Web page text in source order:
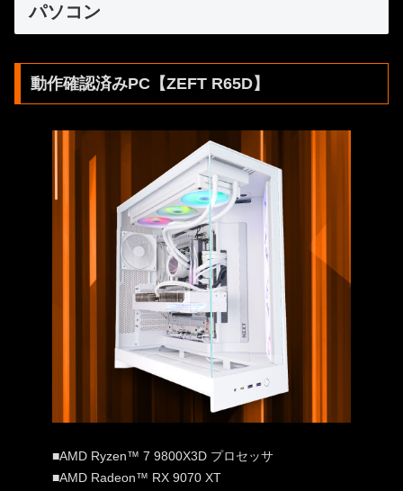
パソコン
動作確認済みPC【ZEFT R65D】
■AMD Ryzen™ 7 9800X3D プロセッサ
■AMD Radeon™ RX 9070 XT